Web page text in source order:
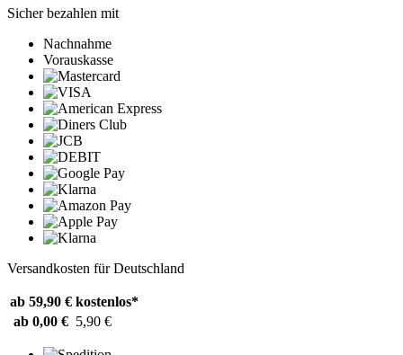
Sicher bezahlen mit
Nachnahme
Vorauskasse
Versandkosten für Deutschland
ab 59,90 € kostenlos*
ab 0,00 € 5,90 €